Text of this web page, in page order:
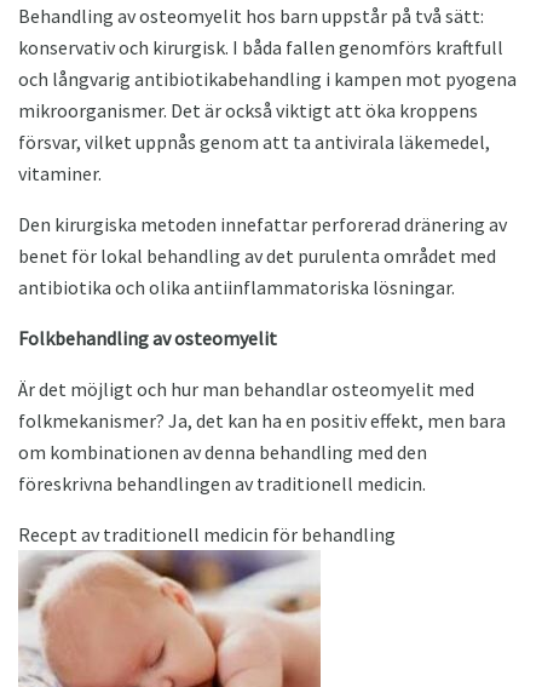
Behandling av osteomyelit hos barn uppstår på två sätt:
konservativ och kirurgisk. I båda fallen genomförs kraftfull
och långvarig antibiotikabehandling i kampen mot pyogena
mikroorganismer. Det är också viktigt att öka kroppens
försvar, vilket uppnås genom att ta antivirala läkemedel,
vitaminer.
Den kirurgiska metoden innefattar perforerad dränering av
benet för lokal behandling av det purulenta området med
antibiotika och olika antiinflammatoriska lösningar.
Folkbehandling av osteomyelit
Är det möjligt och hur man behandlar osteomyelit med
folkmekanismer? Ja, det kan ha en positiv effekt, men bara
om kombinationen av denna behandling med den
föreskrivna behandlingen av traditionell medicin.
Recept av traditionell medicin för behandling